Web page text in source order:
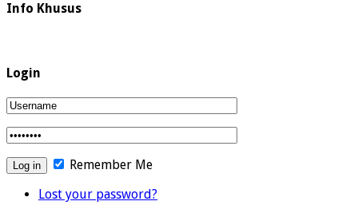
Info Khusus
Login
Remember Me
Lost your password?